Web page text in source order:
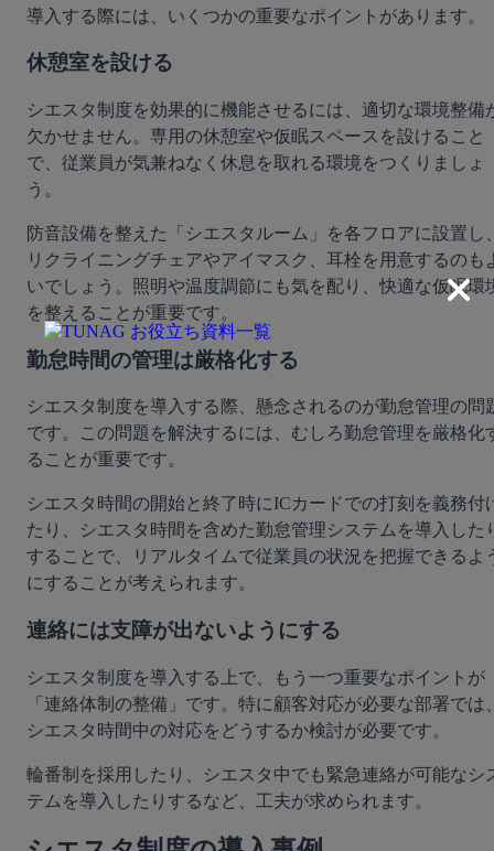
導入する際には、いくつかの重要なポイントがあります。
休憩室を設ける
シエスタ制度を効果的に機能させるには、適切な環境整備
欠かせません。専用の休憩室や仮眠スペースを設けること
で、従業員が気兼ねなく休息を取れる環境をつくりましょ
う。
防音設備を整えた「シエスタルーム」を各フロアに設置し
リクライニングチェアやアイマスク、耳栓を用意するのも
いでしょう。照明や温度調節にも気を配り、快適な仮眠環
を整えることが重要です。
勤怠時間の管理は厳格化する
シエスタ制度を導入する際、懸念されるのが勤怠管理の問
です。この問題を解決するには、むしろ勤怠管理を厳格化
ることが重要です。
シエスタ時間の開始と終了時にICカードでの打刻を義務付
たり、シエスタ時間を含めた勤怠管理システムを導入した
することで、リアルタイムで従業員の状況を把握できるよ
にすることが考えられます。
連絡には支障が出ないようにする
シエスタ制度を導入する上で、もう一つ重要なポイントが
「連絡体制の整備」です。特に顧客対応が必要な部署では
シエスタ時間中の対応をどうするか検討が必要です。
輪番制を採用したり、シエスタ中でも緊急連絡が可能なシ
テムを導入したりするなど、工夫が求められます。